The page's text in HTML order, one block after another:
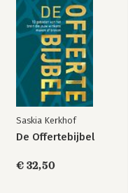
73
raakt
proposition 119
148
209
Saskia Kerkhof
De Offertebijbel
€ 32,50